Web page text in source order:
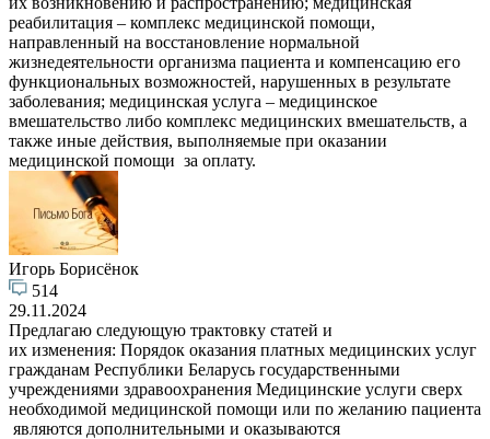
реабилитация – комплекс медицинской помощи,
направленный на восстановление нормальной
жизнедеятельности организма пациента и компенсацию его
функциональных возможностей, нарушенных в результате
заболевания; медицинская услуга – медицинское
вмешательство либо комплекс медицинских вмешательств, а
также иные действия, выполняемые при оказании
медицинской помощи за оплату.
Игорь Борисёнок
514
29.11.2024
Предлагаю следующую трактовку статей и
их изменения: Порядок оказания платных медицинских услуг
гражданам Республики Беларусь государственными
учреждениями здравоохранения Медицинские услуги сверх
необходимой медицинской помощи или по желанию пациента
являются дополнительными и оказываются